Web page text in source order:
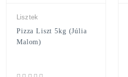
Lisztek
Pizza Liszt 5kg (Júlia
Malom)